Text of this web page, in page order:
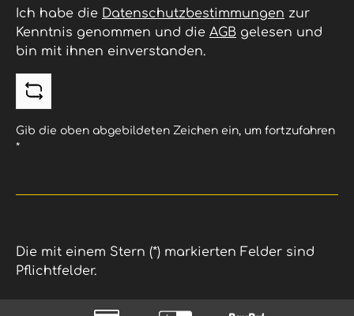
Ich habe die Datenschutzbestimmungen zur
Kenntnis genommen und die AGB gelesen und
bin mit ihnen einverstanden.
Gib die oben abgebildeten Zeichen ein, um fortzufahren
*
Die mit einem Stern (*) markierten Felder sind
Pflichtfelder.